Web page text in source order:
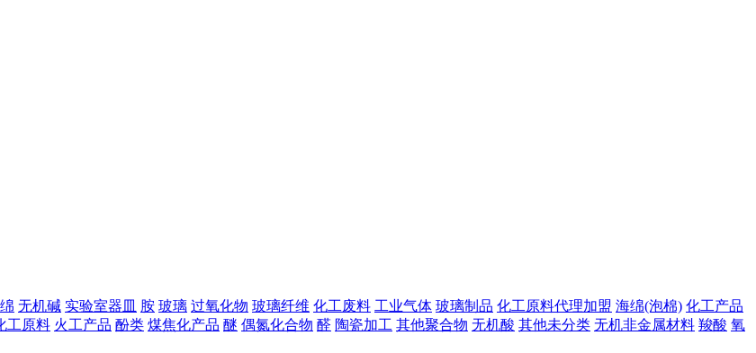
无机碱 实验室器皿 胺 玻璃 过氧化物 玻璃纤维 化工废料 工业气体 玻璃制品 化工原料代理加盟 海绵(泡棉) 化工产品
工原料 火工产品 酚类 煤焦化产品 醚 偶氮化合物 醛 陶瓷加工 其他聚合物 无机酸 其他未分类 无机非金属材料 羧酸 氧